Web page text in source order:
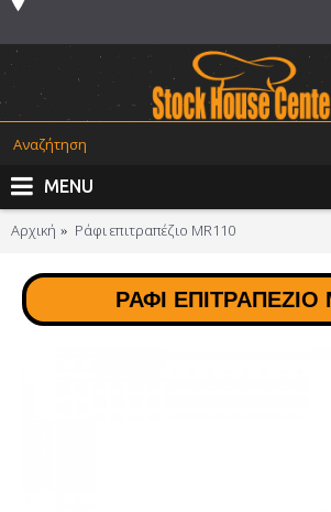
MENU
Αρχική Ράφι επιτραπέζιο MR110
ΡΆΦΙ ΕΠΙΤΡΑΠΈΖΙΟ